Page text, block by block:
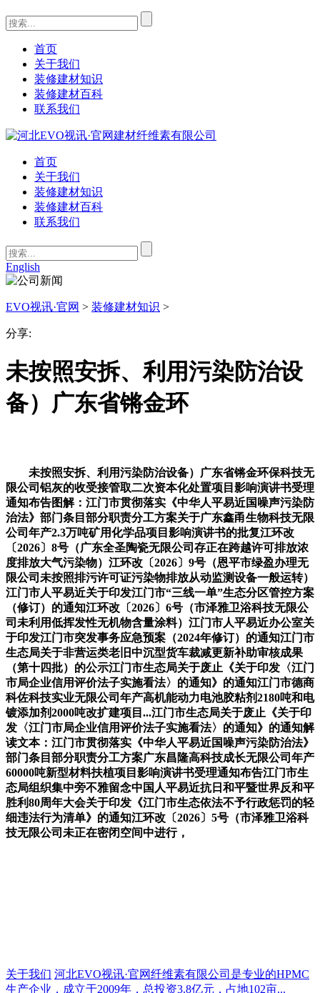
首页
关于我们
装修建材知识
装修建材百科
联系我们
首页
关于我们
装修建材知识
装修建材百科
联系我们
English
EVO视讯·官网 > 装修建材知识 >
分享:
未按照安拆、利用污染防治设
备）广东省锵金环
未按照安拆、利用污染防治设备）广东省锵金环保科技无
限公司铝灰的收受接管取二次资本化处置项目影响演讲书受理
通知布告图解：江门市贯彻落实《中华人平易近国噪声污染防
治法》部门条目部分职责分工方案关于广东鑫甬生物科技无限
公司年产2.3万吨矿用化学品项目影响演讲书的批复江环改
〔2026〕8号（广东全圣陶瓷无限公司存正在跨越许可排放浓
度排放大气污染物）江环改〔2026〕9号（恩平市绿盈办理无
限公司未按照排污许可证污染物排放从动监测设备一般运转）
江门市人平易近关于印发江门市“三线一单”生态分区管控方案
（修订）的通知江环改〔2026〕6号（市泽雅卫浴科技无限公
司未利用低挥发性无机物含量涂料）江门市人平易近办公室关
于印发江门市突发事务应急预案（2024年修订）的通知江门市
生态局关于非营运类老旧中沉型货车裁减更新补助审核成果
（第十四批）的公示江门市生态局关于废止《关于印发〈江门
市局企业信用评价法子实施看法〉的通知》的通知江门市德商
科佐科技实业无限公司年产高机能动力电池胶粘剂2180吨和电
镀添加剂2000吨改扩建项目...江门市生态局关于废止《关于印
发〈江门市局企业信用评价法子实施看法〉的通知》的通知解
读文本：江门市贯彻落实《中华人平易近国噪声污染防治法》
部门条目部分职责分工方案广东昌隆高科技成长无限公司年产
60000吨新型材料扶植项目影响演讲书受理通知布告江门市生
态局组织集中旁不雅留念中国人平易近抗日和平暨世界反和平
胜利80周年大会关于印发《江门市生态依法不予行政惩罚的轻
细违法行为清单》的通知江环改〔2026〕5号（市泽雅卫浴科
技无限公司未正在密闭空间中进行，
关于我们 河北EVO视讯·官网纤维素有限公司是专业的HPMC
生产企业，成立于2009年，总投资3.8亿元，占地102亩...